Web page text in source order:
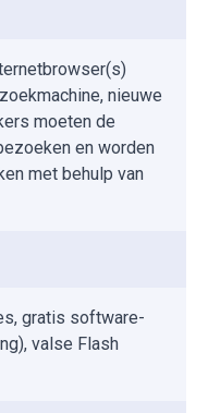
nieuwe
moeten de
en worden
met behulp van
gratis software-
valse Flash